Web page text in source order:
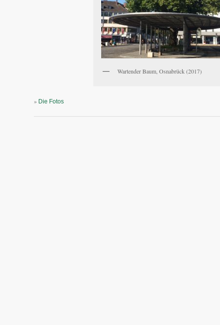
Wartender Baum, Osnabrück (2017)
» Die Fotos